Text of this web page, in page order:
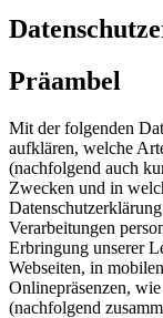
Präambel
Mit der folgenden
aufklären, welche
(nachfolgend auch
Zwecken und in
Verarbeitungen
Erbringung unserer
Webseiten, in
Onlinepräsenzen,
(nachfolgend